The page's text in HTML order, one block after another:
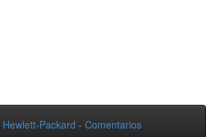
Hewlett-Packard - Comentarios